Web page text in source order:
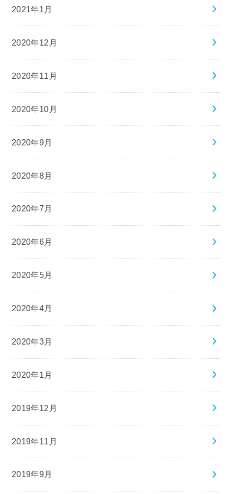
2021年1月
2020年12月
2020年11月
2020年10月
2020年9月
2020年8月
2020年7月
2020年6月
2020年5月
2020年4月
2020年3月
2020年1月
2019年12月
2019年11月
2019年9月